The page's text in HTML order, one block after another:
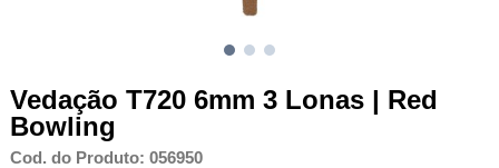
Vedação T720 6mm 3 Lonas | Red
Bowling
Cod. do Produto: 056950